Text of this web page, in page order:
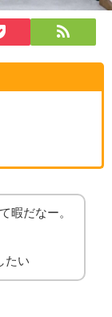
暇だなー。
たい